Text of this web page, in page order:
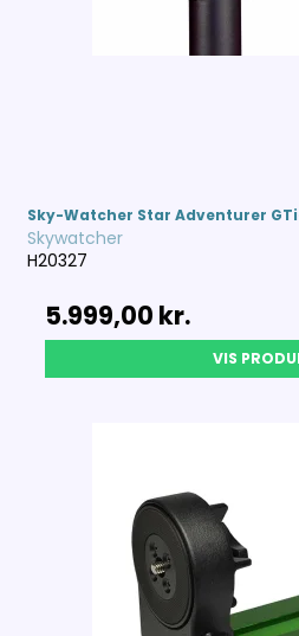
Sky-Watcher Star Adventurer
Skywatcher
H20327
5.999,00 kr.
VIS